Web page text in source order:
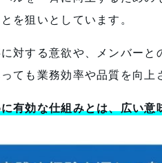
を狙いとしています。
対する意欲や、メンバー
ても業務効率や品質を向上
有効な仕組みとは、広い